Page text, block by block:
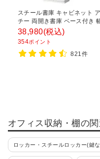
スチール書庫 キャビネット
チー 両開き書庫 ベース付き
800×奥行400×高さ1850mm
38,980(税込)
354ポイント
821件
オフィス収納・棚の
ロッカー・スチールロッカー(鍵